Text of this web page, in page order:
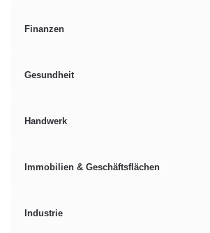
Finanzen
Gesundheit
Handwerk
Immobilien & Geschäftsflächen
Industrie